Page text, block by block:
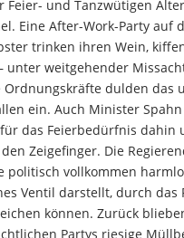
Feier- und Tanzwütigen
Eine After-Work-Party auf
trinken ihren Wein,
unter weitgehender
Ordnungskräfte dulden das
ein. Auch Minister
das Feierbedürfnis dahin
Zeigefinger. Die
politisch vollkommen
Ventil darstellt, durch das
können. Zurück
Partys riesige